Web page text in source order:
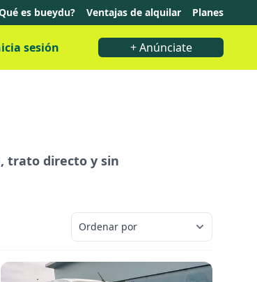
es bueydu? Ventajas de alquilar Planes
sesión + Anúnciate
trato directo y sin